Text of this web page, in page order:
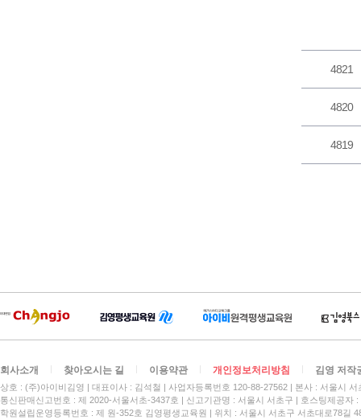
4821
4820
4819
회사소개 찾아오시는 길 이용약관 개인정보처리방침 김영 저작
상호 : (주)아이비김영 대표이사 : 김석철 사업자등록번호 120-88-27562
본사 : 서울시
통신판매신고번호 : 제 2020-서울서초-3437호
신고기관명 : 서울시 서초구
호스팅제공자
학원설립운영등록번호 : 제 원-352호 김영평생교육원 | 위치 : 서울시 서초구 서초대로78길